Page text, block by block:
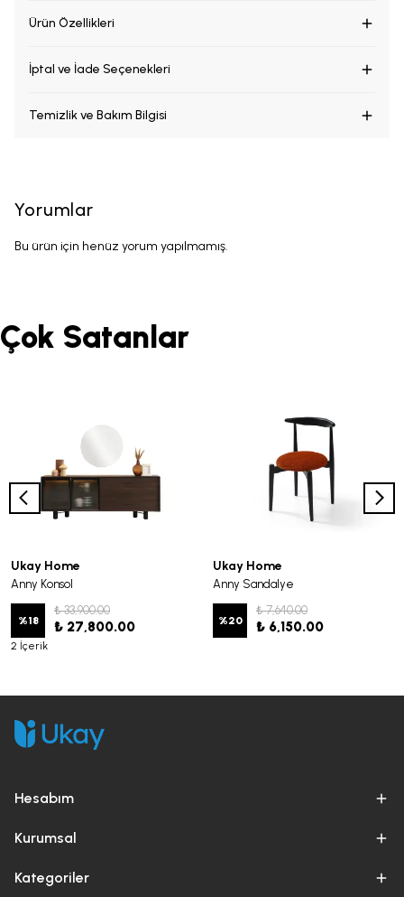
Ürün Özellikleri
İptal ve İade Seçenekleri
Temizlik ve Bakım Bilgisi
Yorumlar
Bu ürün için henüz yorum yapılmamış.
Çok Satanlar
Ukay Home
Anny Konsol
%18
₺ 33,900.00
₺ 27,800.00
2 İçerik
Ukay Home
Anny Sandalye
%20
₺ 7,640.00
₺ 6,150.00
Hesabım
Kurumsal
Kategoriler